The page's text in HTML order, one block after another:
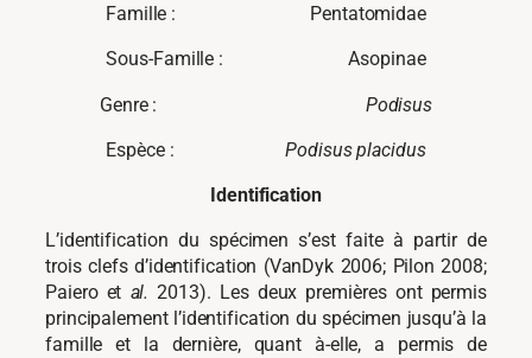
Famille : Pentatomidae
Sous-Famille : Asopinae
Genre : Podisus
Espèce :Podisus placidus
Identification
L’identification du spécimen s’est faite à partir de
trois clefs d’identification (VanDyk 2006; Pilon 2008;
Paiero et al. 2013). Les deux premières ont permis
principalement l’identification du spécimen jusqu’à la
famille et la dernière, quant à-elle, a permis de